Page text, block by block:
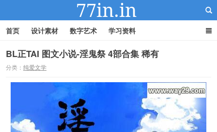
首页 设计素材 数字艺术 学习资料
BL正TAI 图文小说-淫鬼祭 4部合集 稀有
分类： 纯爱文学